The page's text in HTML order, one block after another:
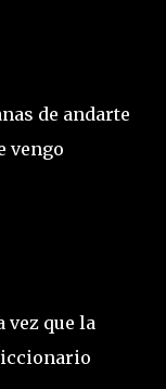
de andarte
vengo
vez que la